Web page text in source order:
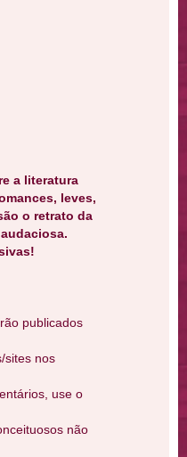
a literatura
leves,
o retrato da
publicados
sites nos
use o
não